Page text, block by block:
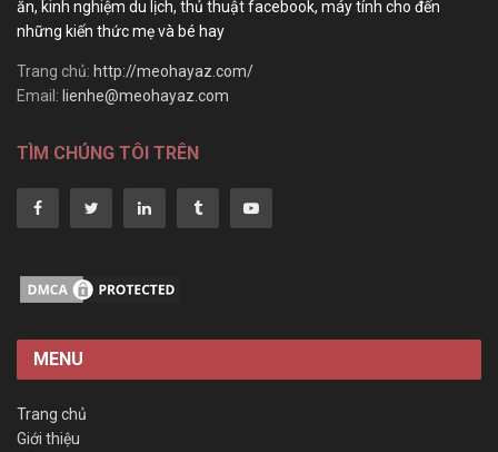
ăn, kinh nghiệm du lịch, thủ thuật facebook, máy tính cho đến
những kiến thức mẹ và bé hay
Trang chủ: http://meohayaz.com/
Email: lienhe@meohayaz.com
TÌM CHÚNG TÔI TRÊN
MENU
Trang chủ
Giới thiệu